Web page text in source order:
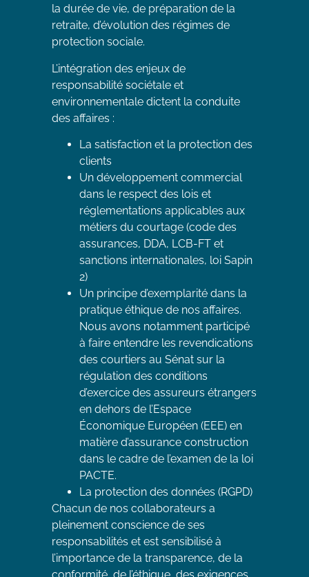
la durée de vie, de préparation de la
retraite, d’évolution des régimes de
protection sociale.
L’intégration des enjeux de
responsabilité sociétale et
environnementale dictent la conduite
des affaires :
La satisfaction et la protection des
clients
Un développement commercial
dans le respect des lois et
réglementations applicables aux
métiers du courtage (code des
assurances, DDA, LCB-FT et
sanctions internationales, loi Sapin
2)
Un principe d’exemplarité dans la
pratique éthique de nos affaires.
Nous avons notamment participé
à faire entendre les revendications
des courtiers au Sénat sur la
régulation des conditions
d’exercice des assureurs étrangers
en dehors de l’Espace
Économique Européen (EEE) en
matière d’assurance construction
dans le cadre de l’examen de la loi
PACTE.
La protection des données (RGPD)
Chacun de nos collaborateurs a
pleinement conscience de ses
responsabilités et est sensibilisé à
l’importance de la transparence, de la